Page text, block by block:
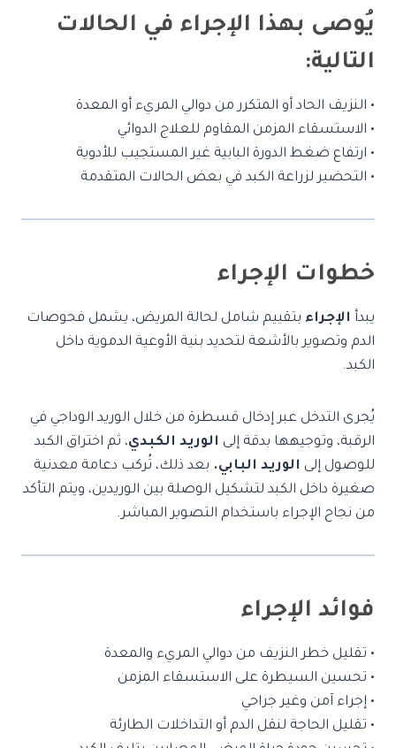
يُوصى بهذا الإجراء في الحالات
التالية:
• النزيف الحاد أو المتكرر من دوالي المريء أو المعدة
• الاستسقاء المزمن المقاوم للعلاج الدوائي
• ارتفاع ضغط الدورة البابية غير المستجيب للأدوية
• التحضير لزراعة الكبد في بعض الحالات المتقدمة
خطوات الإجراء
يبدأ الإجراء بتقييم شامل لحالة المريض، يشمل فحوصات
الدم وتصوير بالأشعة لتحديد بنية الأوعية الدموية داخل
الكبد.
يُجرى التدخل عبر إدخال قسطرة من خلال الوريد الوداجي في
الرقبة، وتوجيهها بدقة إلى الوريد الكبدي، ثم اختراق الكبد
للوصول إلى الوريد البابي. بعد ذلك، تُركب دعامة معدنية
صغيرة داخل الكبد لتشكيل الوصلة بين الوريدين، ويتم التأكد
من نجاح الإجراء باستخدام التصوير المباشر.
فوائد الإجراء
• تقليل خطر النزيف من دوالي المريء والمعدة
• تحسين السيطرة على الاستسقاء المزمن
• إجراء آمن وغير جراحي
• تقليل الحاجة لنقل الدم أو التداخلات الطارئة